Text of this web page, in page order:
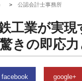
>公認会計士事務所
工業が実
きの即応力
facebook google+